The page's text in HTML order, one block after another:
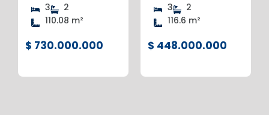
3
2
110.08 m²
$ 730.000.000
3
2
116.6 m²
$ 448.000.000